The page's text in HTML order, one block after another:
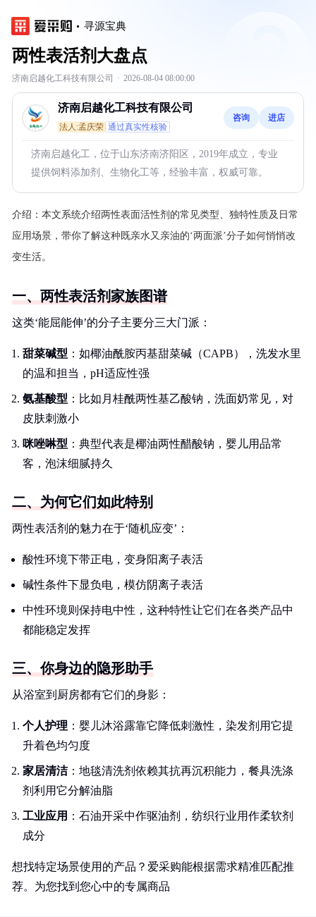
寻源宝典
两性表活剂大盘点
济南启越化工科技有限公司 · 2026-08-04 08:00:00
济南启越化工科技有限公司
法人:孟庆荣 通过真实性核验
咨询 进店
济南启越化工，位于山东济南济阳区，2019年成立，专业
提供饲料添加剂、生物化工等，经验丰富，权威可靠。
介绍： 本文系统介绍两性表面活性剂的常见类型、独特性质及日常
应用场景，带你了解这种既亲水又亲油的‘两面派’分子如何悄悄改
变生活。
一、两性表活剂家族图谱
这类‘能屈能伸’的分子主要分三大门派：
甜菜碱型 ：如椰油酰胺丙基甜菜碱（CAPB），洗发水里
的温和担当，pH适应性强
氨基酸型 ：比如月桂酰两性基乙酸钠，洗面奶常见，对
皮肤刺激小
咪唑啉型 ：典型代表是椰油两性醋酸钠，婴儿用品常
客，泡沫细腻持久
二、为何它们如此特别
两性表活剂的魅力在于‘随机应变’：
酸性环境下带正电，变身阳离子表活
碱性条件下显负电，模仿阴离子表活
中性环境则保持电中性，这种特性让它们在各类产品中
都能稳定发挥
三、你身边的隐形助手
从浴室到厨房都有它们的身影：
个人护理 ：婴儿沐浴露靠它降低刺激性，染发剂用它提
升着色均匀度
家居清洁：地毯清洗剂依赖其抗再沉积能力，餐具洗涤
剂利用它分解油脂
工业应用 ：石油开采中作驱油剂，纺织行业用作柔软剂
成分
想找特定场景使用的产品？爱采购能根据需求精准匹配推
荐。为您找到您心中的专属商品